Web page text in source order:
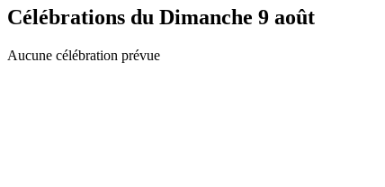
Célébrations du Dimanche 9 août
Aucune célébration prévue